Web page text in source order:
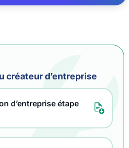
créateur d’entreprise
d’entreprise étape